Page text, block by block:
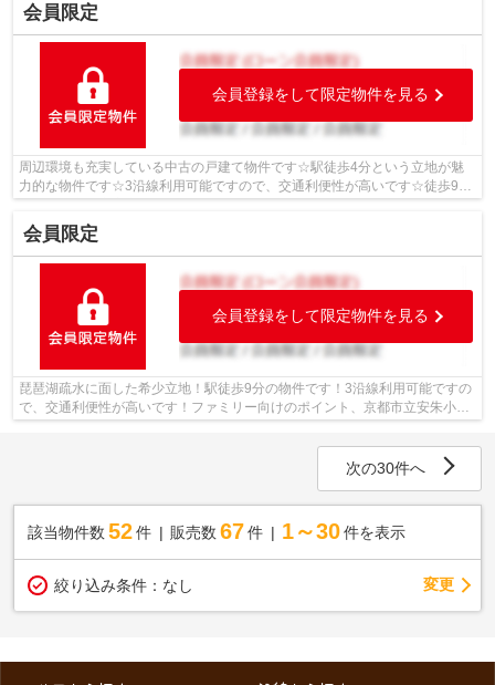
会員限定
会員登録をして限定物件を見る
周辺環境も充実している中古の戸建て物件です☆駅徒歩4分という立地が魅
力的な物件です☆3沿線利用可能ですので、交通利便性が高いです☆徒歩9分
の場所に京都市立音羽小学校があります☆住...
会員限定
会員登録をして限定物件を見る
琵琶湖疏水に面した希少立地！駅徒歩9分の物件です！3沿線利用可能ですの
で、交通利便性が高いです！ファミリー向けのポイント、京都市立安朱小学
校が徒歩5分のところにあります！京都...
次の30件へ
該当物件数 52件 販売数 67 件 1～30 件を表示
絞り込み条件： なし 変更